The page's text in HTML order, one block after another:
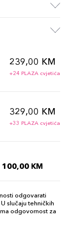
239,00 KM
+24 PLAZA cvjetića
329,00 KM
+33 PLAZA cvjetića
KM
odgovarati
slučaju tehničkih
odgovornost za